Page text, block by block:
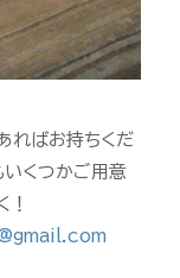
ればお持ちくだ
いくつかご用意
！